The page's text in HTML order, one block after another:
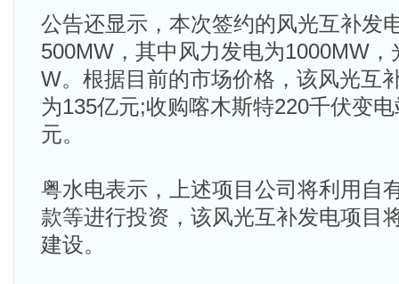
公告还显示，本次签约的风光互补发
500MW，其中风力发电为1000MW，
W。根据目前的市场价格，该风光互
为135亿元;收购喀木斯特220千伏变
元。
粤水电表示，上述项目公司将利用自
款等进行投资，该风光互补发电项目
建设。